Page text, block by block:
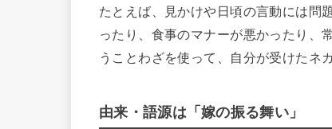
たとえば、見かけや日頃の言動には問
ったり、食事のマナーが悪かったり、
うことわざを使って、自分が受けたネ
由来・語源は「嫁の振る舞い」